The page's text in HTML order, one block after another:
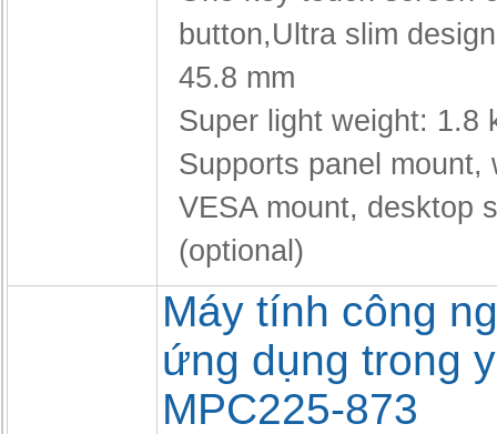
button,Ultra slim
45.8 mm
Super light weight: 1.8
Supports panel mount,
VESA mount, desktop
(optional)
Máy tính công
ứng dụng trong
MPC225-873